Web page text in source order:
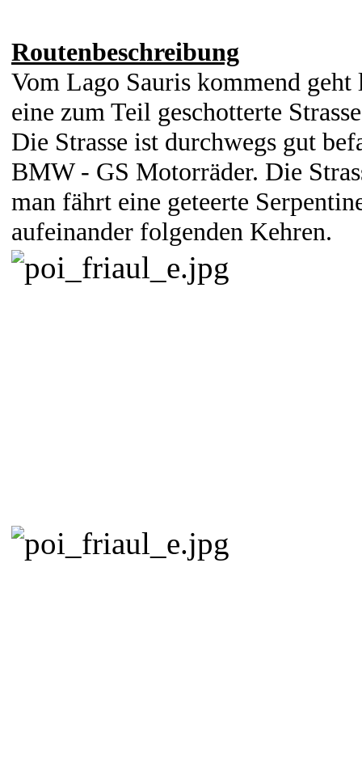
Routenbeschreibung
Vom Lago Sauris kommend geht
eine zum Teil geschotterte
Die Strasse ist durchwegs gut
BMW - GS Motorräder. Die
man fährt eine geteerte
aufeinander folgenden Kehren.